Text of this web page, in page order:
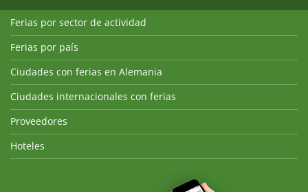
Ferias por sector de actividad
Ferias por país
Ciudades con ferias en Alemania
Ciudades internacionales con ferias
Proveedores
Hoteles